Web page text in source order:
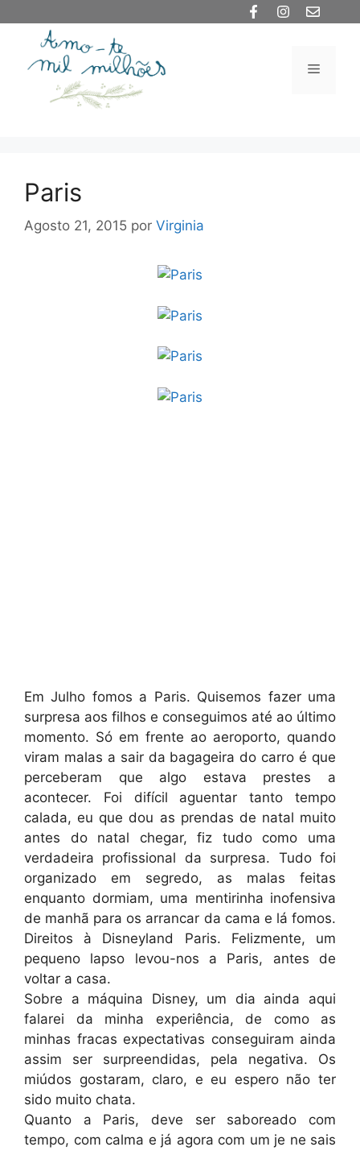
conteúdo
Menu
Paris
Agosto 21, 2015 por Virginia
Em Julho fomos a Paris. Quisemos fazer uma
surpresa aos filhos e conseguimos até ao último
momento. Só em frente ao aeroporto, quando
viram malas a sair da bagageira do carro é que
perceberam que algo estava prestes a
acontecer. Foi difícil aguentar tanto tempo
calada, eu que dou as prendas de natal muito
antes do natal chegar, fiz tudo como uma
verdadeira profissional da surpresa. Tudo foi
organizado em segredo, as malas feitas
enquanto dormiam, uma mentirinha inofensiva
de manhã para os arrancar da cama e lá fomos.
Direitos à Disneyland Paris. Felizmente, um
pequeno lapso levou-nos a Paris, antes de
voltar a casa.
Sobre a máquina Disney, um dia ainda aqui
falarei da minha experiência, de como as
minhas fracas expectativas conseguiram ainda
assim ser surpreendidas, pela negativa. Os
miúdos gostaram, claro, e eu espero não ter
sido muito chata.
Quanto a Paris, deve ser saboreado com
tempo, com calma e já agora com um je ne sais